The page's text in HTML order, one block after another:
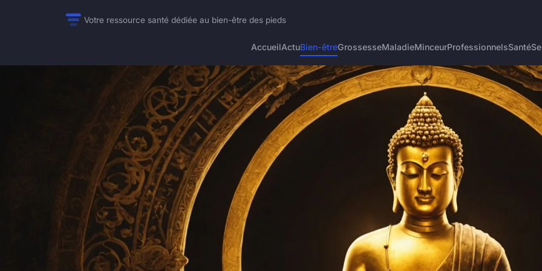
Votre ressource santé dédiée au bien-être des pieds
AccueilActuBien-êtreGrossesseMaladieMinceurProfessionnelsSanté